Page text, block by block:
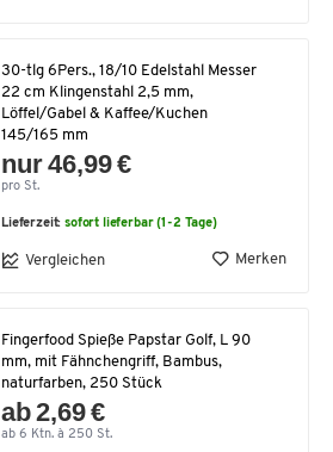
30-tlg 6Pers., 18/10 Edelstahl Messer
22 cm Klingenstahl 2,5 mm,
Löffel/Gabel & Kaffee/Kuchen
145/165 mm
nur 46,99 €
pro St.
Lieferzeit:sofort lieferbar (1-2 Tage)
Vergleichen Merken
Fingerfood Spieße Papstar Golf, L 90
mm, mit Fähnchengriff, Bambus,
naturfarben, 250 Stück
ab 2,69 €
ab 6 Ktn. à 250 St.